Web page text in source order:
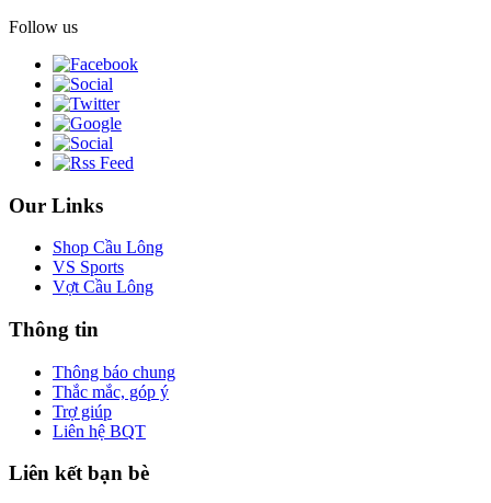
Follow us
Our Links
Shop Cầu Lông
VS Sports
Vợt Cầu Lông
Thông tin
Thông báo chung
Thắc mắc, góp ý
Trợ giúp
Liên hệ BQT
Liên kết bạn bè